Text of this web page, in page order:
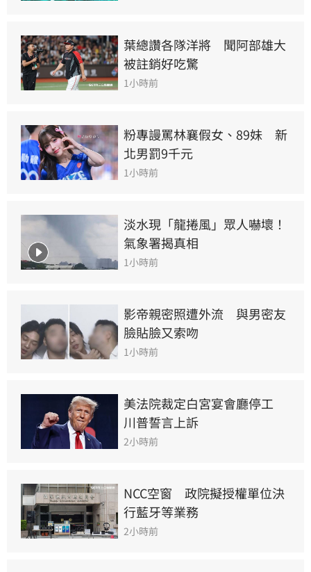
葉總讚各隊洋將　聞阿部雄大
被註銷好吃驚
1小時前
粉專謾罵林襄假女、89妹　新
北男罰9千元
1小時前
淡水現「龍捲風」眾人嚇壞！
氣象署揭真相
1小時前
影帝親密照遭外流　與男密友
臉貼臉又索吻
1小時前
美法院裁定白宮宴會廳停工
川普誓言上訴
2小時前
NCC空窗　政院擬授權單位決
行藍牙等業務
2小時前